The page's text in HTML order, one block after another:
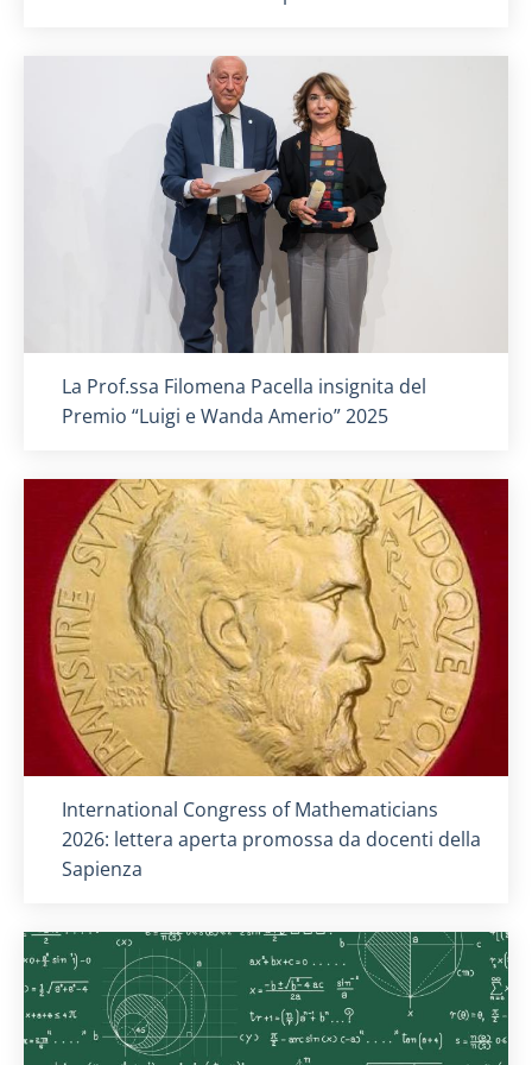
Titolo card :
La Prof.ssa Filomena Pacella insignita del
Premio “Luigi e Wanda Amerio” 2025
Titolo card:
International Congress of Mathematicians
2026: lettera aperta promossa da docenti della
Sapienza